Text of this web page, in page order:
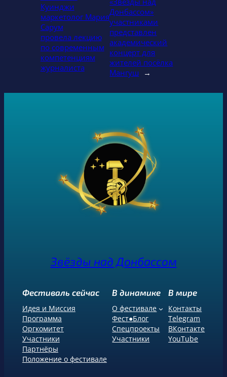
Куинджи
маркетолог Мария
Сарум
провела лекцию
по современным
компетенциям
журналиста
Донбассом»
участниками
представлен
академический
концерт для
жителей посёлка
Мангуш
→
Звёзды над Донбассом
Фестиваль сейчас
Идея и Миссия
Программа
Оргкомитет
Участники
Партнёры
Положение о фестивале
В динамике
О фестивале
Фест●Блог
Спецпроекты
Участники
В мире
Контакты
Telegram
ВКонтакте
YouTube